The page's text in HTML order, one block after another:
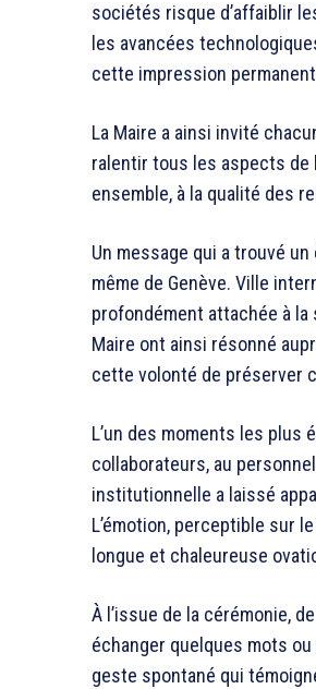
sociétés risque d’affaiblir
les avancées
cette impression
La Maire a ainsi invité
ralentir tous les aspects de
ensemble, à la qualité des
Un message qui a trouvé
même de Genève. Ville
profondément attachée à
Maire ont ainsi résonné
cette volonté de préserver
L’un des moments les
collaborateurs, au
institutionnelle a laissé
L’émotion, perceptible sur
longue et chaleureuse
À l’issue de la cérémonie,
échanger quelques mots
geste spontané qui